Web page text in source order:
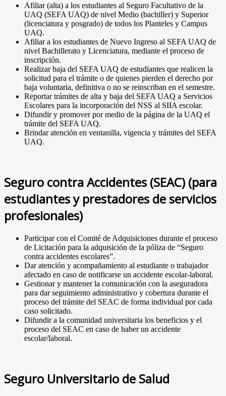
Afiliar (alta) a los estudiantes al Seguro Facultativo de la
UAQ (SEFA UAQ) de nivel Medio (bachiller) y Superior
(licenciatura y posgrado) de todos los Planteles y Campus
UAQ.
Afiliar a los estudiantes de Nuevo Ingreso al SEFA UAQ de
nivel Bachillerato y Licenciatura, mediante el proceso de
inscripción.
Realizar baja del SEFA UAQ de estudiantes que realicen la
solicitud para el trámite o de quienes pierden el derecho por
baja voluntaria, definitiva o no se reinscriban en el semestre.
Reportar trámites de alta y baja del SEFA UAQ a Servicios
Escolares para la incorporación del NSS al SIIA escolar.
Difundir y promover por medio de la página de la UAQ el
trámite del SEFA UAQ.
Brindar atención en ventanilla, vigencia y trámites del SEFA
UAQ.
Seguro contra Accidentes (SEAC) (para
estudiantes y prestadores de servicios
profesionales)
Participar con el Comité de Adquisiciones durante el proceso
de Licitación para la adquisición de la póliza de “Seguro
contra accidentes escolares”.
Dar atención y acompañamiento al estudiante o trabajador
afectado en caso de notificarse un accidente escolar-laboral.
Gestionar y mantener la comunicación con la aseguradora
para dar seguimiento administrativo y cobertura durante el
proceso del trámite del SEAC de forma individual por cada
caso solicitado.
Difundir a la comunidad universitaria los beneficios y el
proceso del SEAC en caso de haber un accidente
escolar/laboral.
Seguro Universitario de Salud